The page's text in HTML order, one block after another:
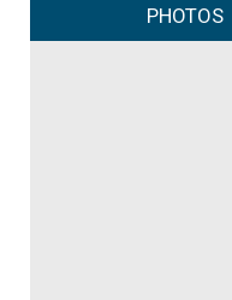
PHOTOS